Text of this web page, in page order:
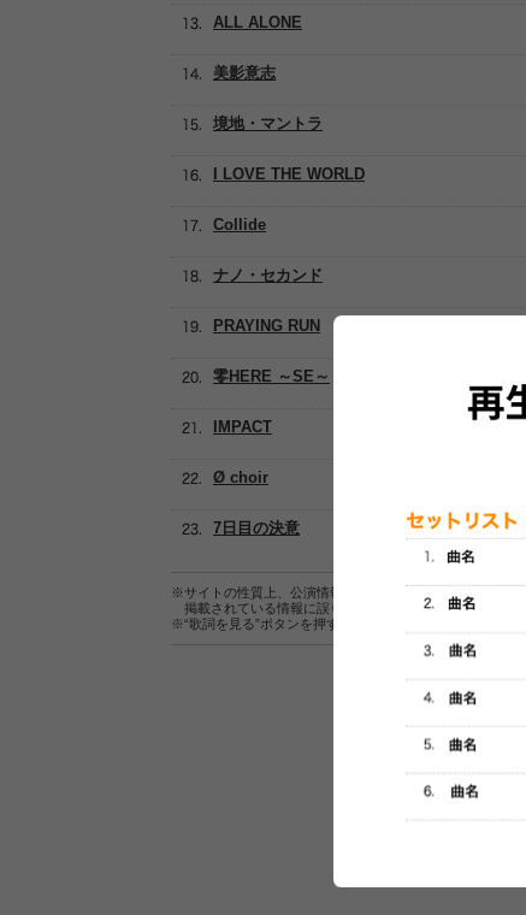
ALL ALONE
美影意志
境地・マントラ
I LOVE THE WORLD
Collide
ナノ・セカンド
PRAYING RUN
零HERE ～SE～
IMPACT
Ø choir
7日目の決意
※サイトの性質上、公演情報およびセットリスト情報の正
掲載されている情報に誤りがある場合は、 こちら
※“歌詞を見る”ボタンを押すと、株式会社ページワンが運営